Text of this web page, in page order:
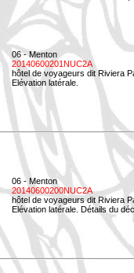
06 - Menton
20140600201NUC2A
hôtel de voyageurs dit Riviera
Elévation latérale.
06 - Menton
20140600200NUC2A
hôtel de voyageurs dit Riviera
Elévation latérale. Détails du